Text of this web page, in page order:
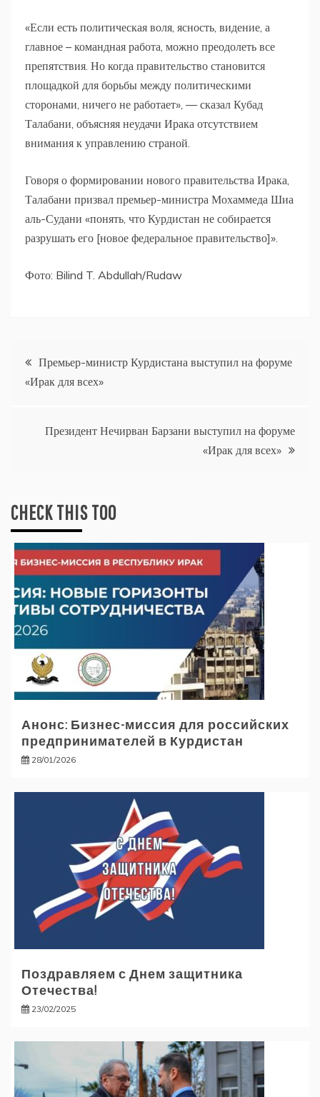
«Если есть политическая воля, ясность, видение, а
главное – командная работа, можно преодолеть все
препятствия. Но когда правительство становится
площадкой для борьбы между политическими
сторонами, ничего не работает», — сказал Кубад
Талабани, объясняя неудачи Ирака отсутствием
внимания к управлению страной.
Говоря о формировании нового правительства Ирака,
Талабани призвал премьер-министра Мохаммеда Шиа
аль-Судани «понять, что Курдистан не собирается
разрушать его [новое федеральное правительство]».
Фото: Bilind T. Abdullah/Rudaw
Навигация
по
записям
Премьер-министр Курдистана выступил на форуме
«Ирак для всех»
Президент Нечирван Барзани выступил на форуме
«Ирак для всех»
CHECK THIS TOO
Анонс: Бизнес-миссия для российских
предпринимателей в Курдистан
28/01/2026
Поздравляем с Днем защитника
Отечества!
23/02/2025